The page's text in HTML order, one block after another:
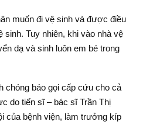
muốn đi vệ sinh và được điều
Tuy nhiên, khi vào nhà vệ
dạ và sinh luôn em bé trong
chóng báo gọi cấp cứu cho cả
do tiến sĩ – bác sĩ Trần Thị
của bệnh viện, làm trưởng kíp